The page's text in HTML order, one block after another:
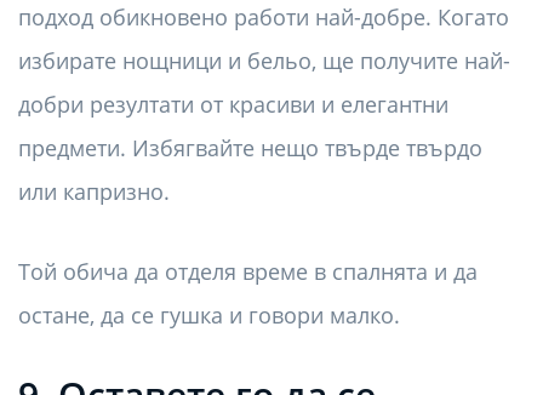
подход обикновено работи най-добре. Когато
избирате нощници и бельо, ще получите най-
добри резултати от красиви и елегантни
предмети. Избягвайте нещо твърде твърдо
или капризно.
Той обича да отделя време в спалнята и да
остане, да се гушка и говори малко.